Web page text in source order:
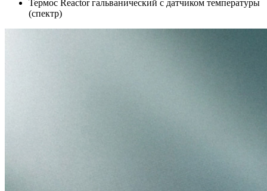
Термос Reactor гальванический c датчиком температуры
(спектр)